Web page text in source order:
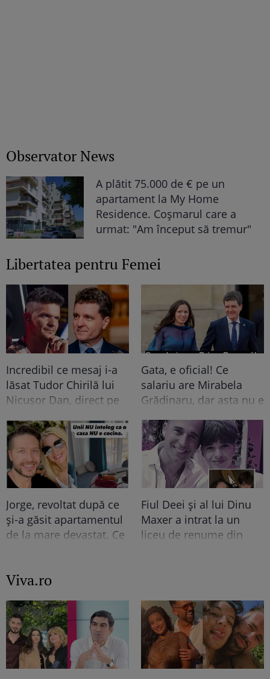
Observator News
A plătit 75.000 de € pe un
apartament la My Home
Residence. Coşmarul care a
urmat: "Am început să tremur"
Libertatea pentru Femei
Incredibil ce mesaj i-a
lăsat Tudor Chirilă lui
Nicușor Dan, direct pe
oameni i-au dat like lui
Tudor! “Sunt curios cine
vă…”. Continuarea e șah
mat
Gata, e oficial! Ce
salariu are Mirabela
Grădinaru, dar asta nu e
declarația de avere! Da,
scrie negru pe alb! O
cheamă…
Jorge, revoltat după ce
și-a găsit apartamentul
de la mare devastat. Ce
Fiul Deei și al lui Dinu
Maxer a intrat la un
liceu de renume din
Viva.ro